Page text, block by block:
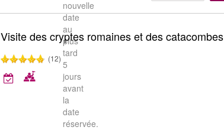
nouvelle
date
au
plus
tard
5
jours
avant
la
date
réservée.
Visite des cryptes romaines et des catacombes
(12)